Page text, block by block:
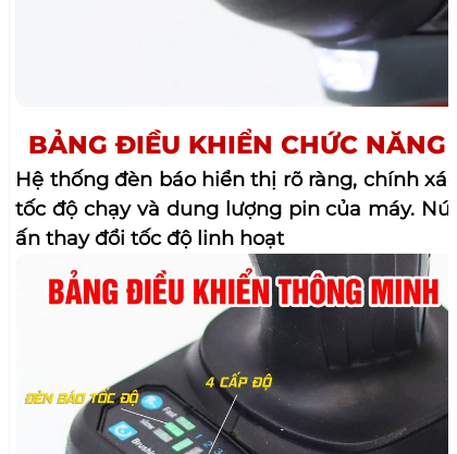
TỐI ƯU TỪNG CHI TIẾT
CÒ ĐIỀU TỐC